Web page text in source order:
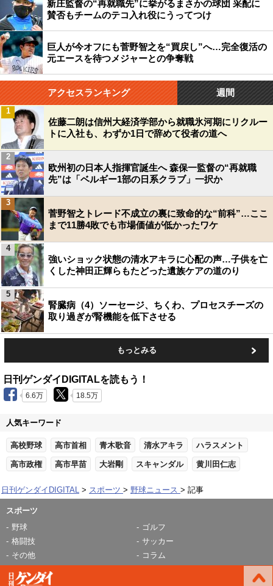
新庄監督の“再就職先”に挙がるまさかの球団 采配に
賛否もチームのテコ入れ役にうってつけ
巨人が今オフにも菅野智之を“買戻し”へ…完全復活の
元エースを待つメジャーとの争奪戦
アクセスランキング 週間
佐藤二朗は信州大経済学部から就職氷河期にリクルー
トに入社も、わずか1日で辞めて役者の道へ
1
欧州初の日本人指揮官誕生へ 森保一監督の“再就職
先”は「ベルギー1部の日系クラブ」一択か
2
菅野智之トレード不成立の裏に致命的な“前科”…ここ
まで11勝4敗でも市場価値が低かったワケ
3
強いショック状態の清水アキラに心配の声…子供を亡
くした神田正輝らもたどった遺族ケアの道のり
4
腎臓病（4）ソーセージ、ちくわ、プロセスチーズの
取り過ぎが腎機能を低下させる
5
もっとみる
日刊ゲンダイDIGITALを読もう！
6.6万 18.5万
人気キーワード
高校野球 高市首相 青木歌音 清水アキラ ハラスメント
高市政権 高市早苗 大岩剛 スキャンダル 黄川田仁志
日刊ゲンダイDIGITAL スポーツ 野球ニュース 記事
スポーツ
野球
ゴルフ
格闘技
サッカー
その他
コラム